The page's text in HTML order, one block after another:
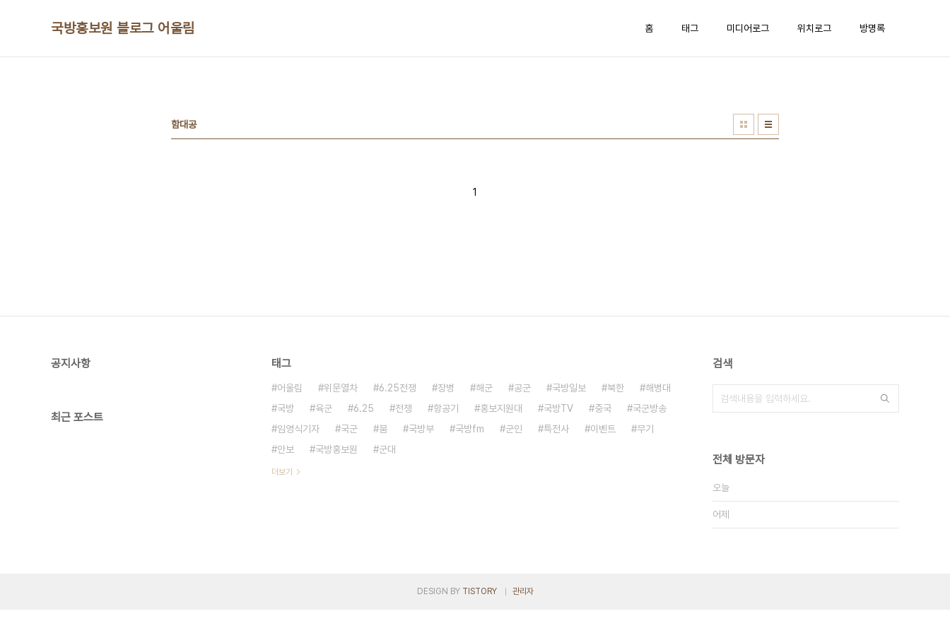
국방홍보원 블로그 어울림 홈 태그 미디어로그 위치로그 방명록
함대공
1
공지사항
최근 포스트
태그
어울림 위문열차 6.25전쟁 장병 해군 공군 국방일보 북한
해병대
국방
육군 6.25 전쟁 항공기 홍보지원대 국방TV 중국
국군방송
임영식기자
국군 붐 국방부 국방fm 군인 특전사 이벤트
무기
안보
국방홍보원 군대
더보기
검색
전체 방문자
오늘
어제
DESIGN BY TISTORY 관리자